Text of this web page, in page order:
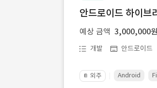
안드로이드 하이
예상 금액 3,000,000원
개발 안드로이드
📔 외주 Android